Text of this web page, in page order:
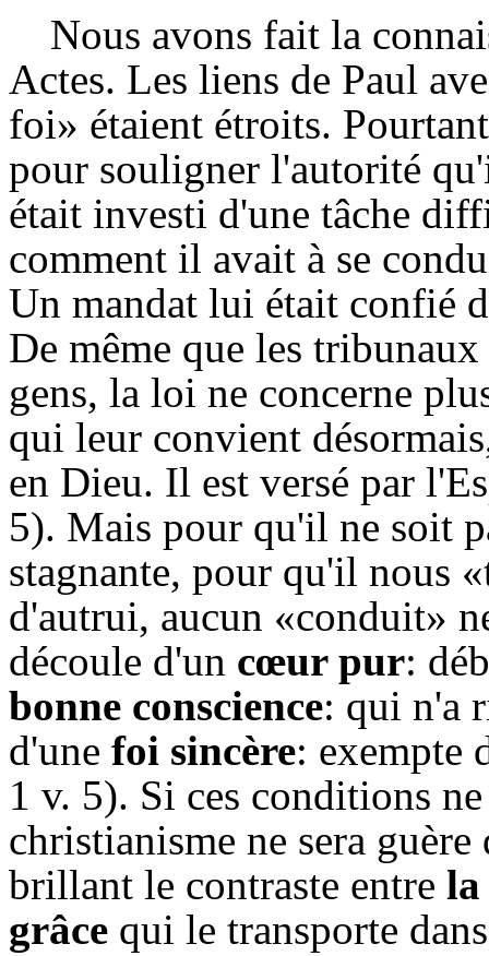
Nous avons fait la
Actes. Les liens de Paul
foi» étaient étroits.
pour souligner l'autorité
était investi d'une tâche
comment il avait à se
Un mandat lui était confié
De même que les
gens, la loi ne concerne
qui leur convient
en Dieu. Il est versé par
5). Mais pour qu'il ne soit
stagnante, pour qu'il nous
d'autrui, aucun «conduit»
découle d'un cœur pur:
bonne conscience: qui n'a
d'une foi sincère: exempte
1 v. 5). Si ces conditions
christianisme ne sera
brillant le contraste entre
grâce qui le transporte